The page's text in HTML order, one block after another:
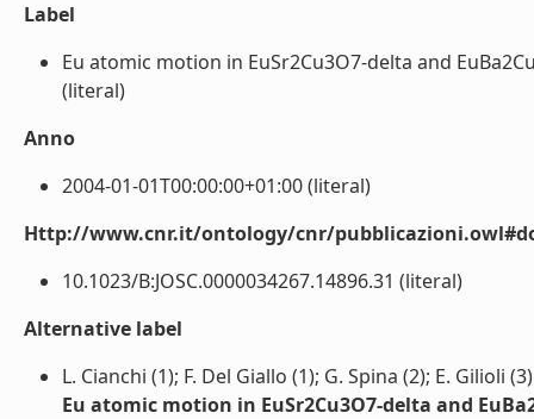
Label
Eu atomic motion in EuSr2Cu3O7-delta and
(literal)
Anno
2004-01-01T00:00:00+01:00 (literal)
Http://www.cnr.it/ontology/cnr/
10.1023/B:JOSC.0000034267.14896.31 (literal)
Alternative label
L. Cianchi (1); F. Del Giallo (1); G. Spina (2); E. Gilioli
Eu atomic motion in EuSr2Cu3O7-delta and